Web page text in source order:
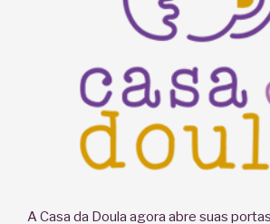
A Casa da Doula agora abre suas